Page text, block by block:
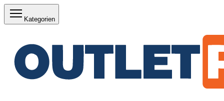
Kategorien